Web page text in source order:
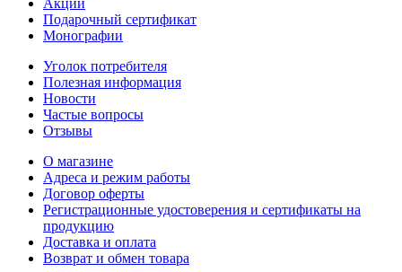
Подарочный сертификат
Монографии
Уголок потребителя
Полезная информация
Новости
Частые вопросы
Отзывы
О магазине
Адреса и режим работы
Договор оферты
Регистрационные удостоверения и сертификаты на
продукцию
Доставка и оплата
Возврат и обмен товара